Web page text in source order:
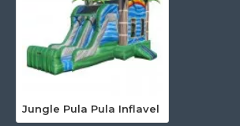
Jungle Pula Pula Inflavel